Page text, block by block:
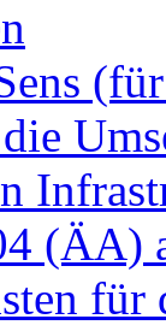
(ÄA)
für